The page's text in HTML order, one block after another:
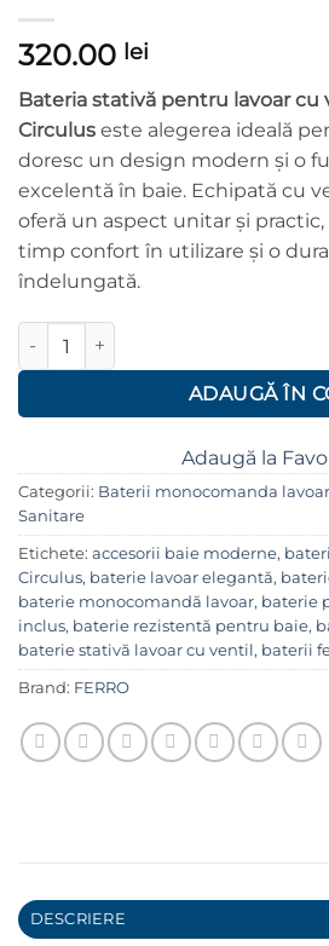
320.00 lei
Bateria stativă pentru lavoar cu
Circulus este alegerea ideală
doresc un design modern și o
excelentă în baie. Echipată cu
oferă un aspect unitar și practic,
timp confort în utilizare și o
îndelungată.
Cantitate Baterie stativa lavoar, cu
ADAUGĂ ÎN
Adaugă la
Categorii: Baterii monocomanda lavoar
Sanitare
Etichete: accesorii baie moderne,
Circulus, baterie lavoar elegantă,
baterie monocomandă lavoar, baterie
inclus, baterie rezistentă pentru baie,
baterie stativă lavoar cu ventil , baterii
Brand: FERRO
DESCRIERE